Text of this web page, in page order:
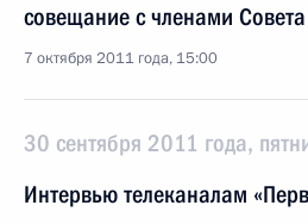
совещание с членами
7 октября 2011 года, 15:00
30 сентября 2011 года,
Интервью телеканалам